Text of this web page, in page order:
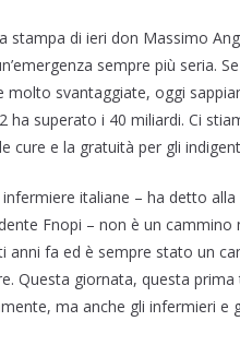
stampa di ieri don Massimo
sempre più seria.
svantaggiate, oggi
ha superato i 40 miliardi. Ci
cure e la gratuità per gli
infermiere italiane – ha detto
Fnopi – non è un
anni fa ed è sempre stato un
Questa giornata, questa
ma anche gli infermieri